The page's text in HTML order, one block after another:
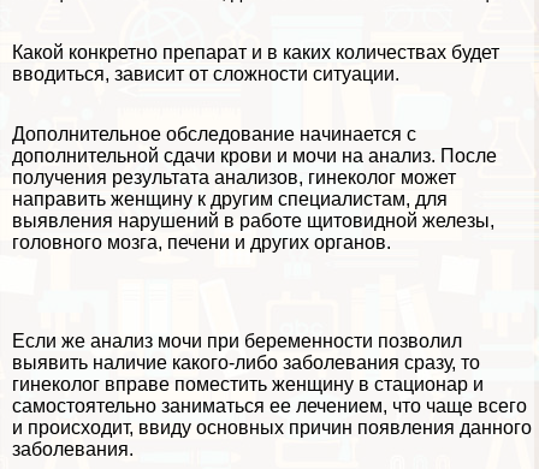
Какой конкретно препарат и в каких количествах будет
вводиться, зависит от сложности ситуации.
Дополнительное обследование начинается с
дополнительной сдачи крови и мочи на анализ. После
получения результата анализов, гинеколог может
направить женщину к другим специалистам, для
выявления нарушений в работе щитовидной железы,
головного мозга, печени и других органов.
Если же анализ мочи при беременности позволил
выявить наличие какого-либо заболевания сразу, то
гинеколог вправе поместить женщину в стационар и
самостоятельно заниматься ее лечением, что чаще всего
и происходит, ввиду основных причин появления данного
заболевания.